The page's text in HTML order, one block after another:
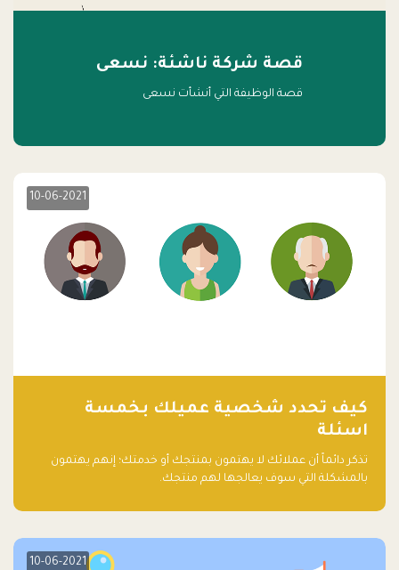
قصة شركة ناشئة: نسعى
قصة الوظيفة التي أنشأت نسعى
10-06-2021
كيف تحدد شخصية عميلك بخمسة
اسئلة
تذكر دائماً أن عملائك لا يهتمون بمنتجك أو خدمتك؛ إنهم يهتمون
بالمشكلة التي سوف يعالجها لهم منتجك.
10-06-2021